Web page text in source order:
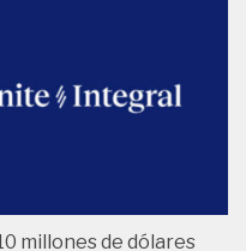
millones de dólares